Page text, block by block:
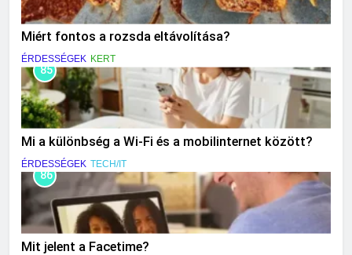
Miért fontos a rozsda eltávolítása?
ÉRDESSÉGEK KERT
85
Mi a különbség a Wi-Fi és a mobilinternet között?
ÉRDESSÉGEK TECH/IT
86
Mit jelent a Facetime?